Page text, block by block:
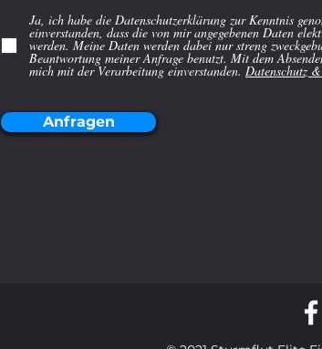
Ja, ich habe die Datenschutzerklärung zur Kenntnis
einverstanden, dass die von mir angegebenen Daten
werden. Meine Daten werden dabei nur streng
Beantwortung meiner Anfrage benutzt. Mit dem
mich mit der Verarbeitung einverstanden. Datenschutz
Anfragen